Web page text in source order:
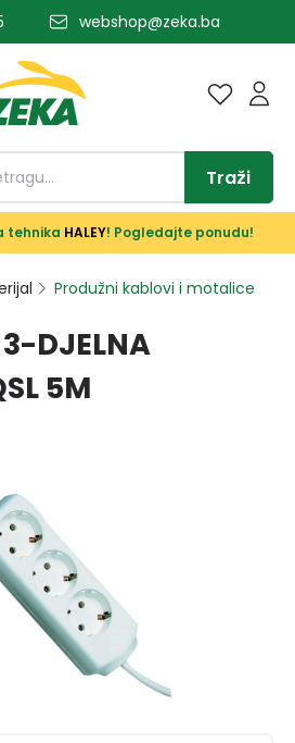
webshop@zeka.ba
Traži
tehnika HALEY! Pogledajte ponudu!
Produžni kablovi i motalice
DJELNA
5M